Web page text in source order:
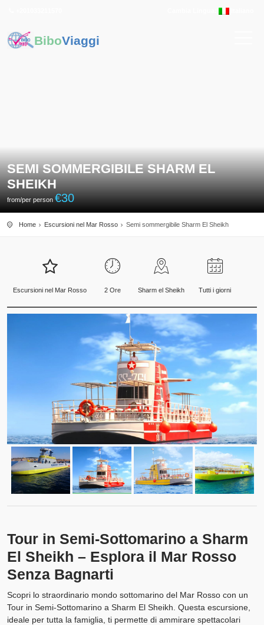
Italiano
BiboViaggi
SEMI SOMMERGIBILE SHARM EL
SHEIKH
from/per person €30
Home Escursioni nel Mar Rosso Semi sommergibile Sharm El Sheikh
Escursioni nel Mar Rosso 2 Ore Sharm el Sheikh Tutti i giorni
Tour in Semi-Sottomarino a Sharm
El Sheikh – Esplora il Mar Rosso
Senza Bagnarti
Scopri lo straordinario mondo sottomarino del Mar Rosso con un
Tour in Semi-Sottomarino a Sharm El Sheikh. Questa escursione,
ideale per tutta la famiglia, ti permette di ammirare spettacolari